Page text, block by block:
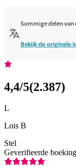
Sommige delen
Bekijk de originele
4,4/5(2.387)
L
Lois B
Stel
Geverifieerde boeking